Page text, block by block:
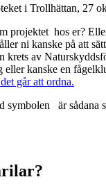
i Trollhättan, 27
projektet hos er?
ni kanske på att
krets av
eller kanske en
går att ordna.
symbolen
är sådana